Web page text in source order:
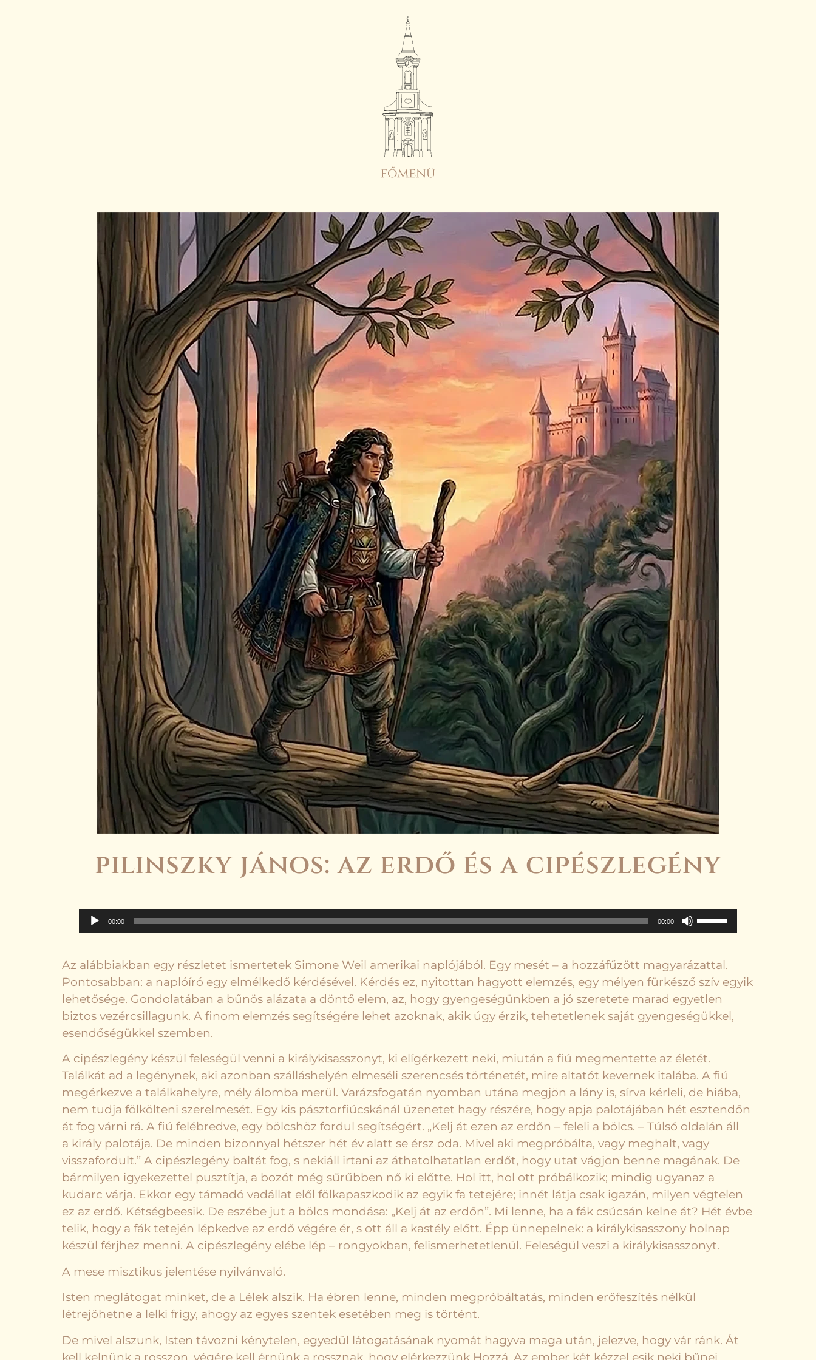
pilinszky jános: az erdő és a cipészlegény
Audió
lejátszó
00:00 00:00
illetőleg
a
Fel/Le
billentyűket
Az alábbiakban egy részletet ismertetek Simone Weil amerikai naplójából. Egy mesét – a hozzáfűzött magyarázattal.
Pontosabban: a naplóíró egy elmélkedő kérdésével. Kérdés ez, nyitottan hagyott elemzés, egy mélyen fürkésző szív egyik
lehetősége. Gondolatában a bűnös alázata a döntő elem, az, hogy gyengeségünkben a jó szeretete marad egyetlen
biztos vezércsillagunk. A finom elemzés segítségére lehet azoknak, akik úgy érzik, tehetetlenek saját gyengeségükkel,
esendőségükkel szemben.
A cipészlegény készül feleségül venni a királykisasszonyt, ki elígérkezett neki, miután a fiú megmentette az életét.
Találkát ad a legénynek, aki azonban szálláshelyén elmeséli szerencsés történetét, mire altatót kevernek italába. A fiú
megérkezve a találkahelyre, mély álomba merül. Varázsfogatán nyomban utána megjön a lány is, sírva kérleli, de hiába,
nem tudja fölkölteni szerelmesét. Egy kis pásztorfiúcskánál üzenetet hagy részére, hogy apja palotájában hét esztendőn
át fog várni rá. A fiú felébredve, egy bölcshöz fordul segítségért. „Kelj át ezen az erdőn – feleli a bölcs. – Túlsó oldalán áll
a király palotája. De minden bizonnyal hétszer hét év alatt se érsz oda. Mivel aki megpróbálta, vagy meghalt, vagy
visszafordult.” A cipészlegény baltát fog, s nekiáll irtani az áthatolhatatlan erdőt, hogy utat vágjon benne magának. De
bármilyen igyekezettel pusztítja, a bozót még sűrűbben nő ki előtte. Hol itt, hol ott próbálkozik; mindig ugyanaz a
kudarc várja. Ekkor egy támadó vadállat elől fölkapaszkodik az egyik fa tetejére; innét látja csak igazán, milyen végtelen
ez az erdő. Kétségbeesik. De eszébe jut a bölcs mondása: „Kelj át az erdőn”. Mi lenne, ha a fák csúcsán kelne át? Hét évbe
telik, hogy a fák tetején lépkedve az erdő végére ér, s ott áll a kastély előtt. Épp ünnepelnek: a királykisasszony holnap
készül férjhez menni. A cipészlegény elébe lép – rongyokban, felismerhetetlenül. Feleségül veszi a királykisasszonyt.
A mese misztikus jelentése nyilvánvaló.
Isten meglátogat minket, de a Lélek alszik. Ha ébren lenne, minden megpróbáltatás, minden erőfeszítés nélkül
létrejöhetne a lelki frigy, ahogy az egyes szentek esetében meg is történt.
De mivel alszunk, Isten távozni kénytelen, egyedül látogatásának nyomát hagyva maga után, jelezve, hogy vár ránk. Át
kell kelnünk a rosszon, végére kell érnünk a rossznak, hogy elérkezzünk Hozzá. Az ember két kézzel esik neki bűnei